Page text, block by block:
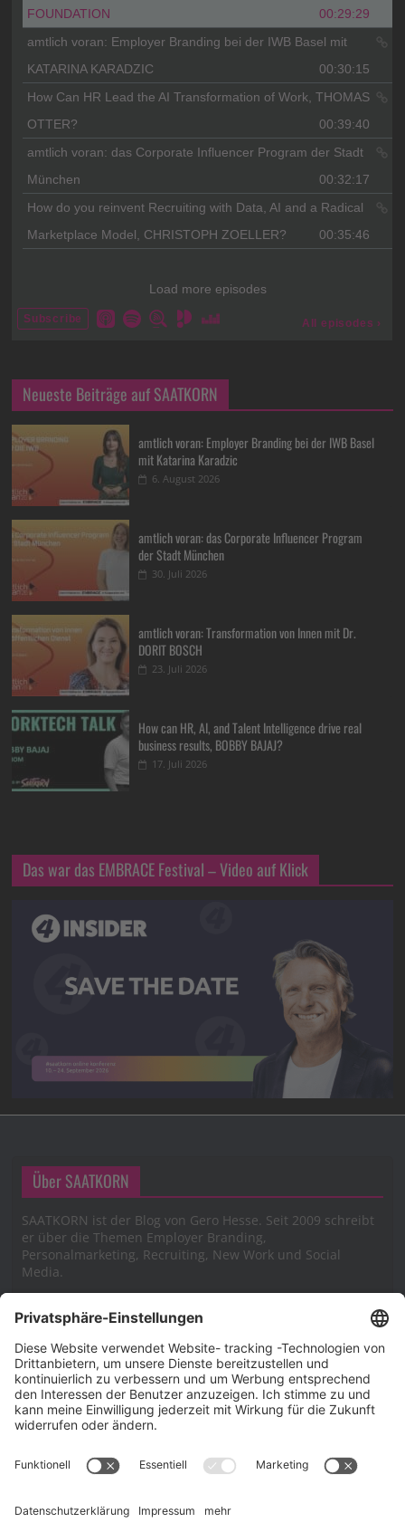
Neueste Beiträge auf SAATKORN
amtlich voran: Employer Branding bei der IWB Basel
mit Katarina Karadzic
6. August 2026
amtlich voran: das Corporate Influencer Program
der Stadt München
30. Juli 2026
amtlich voran: Transformation von Innen mit Dr.
DORIT BOSCH
23. Juli 2026
How can HR, AI, and Talent Intelligence drive real
business results, BOBBY BAJAJ?
17. Juli 2026
Das war das EMBRACE Festival – Video auf Klick
Über SAATKORN
SAATKORN ist der Blog von Gero Hesse. Seit 2009 schreibt
er über die Themen Employer Branding,
Personalmarketing, Recruiting, New Work und Social
Media.
Impressum
Impressum
Cookie-Richtlinie (EU)